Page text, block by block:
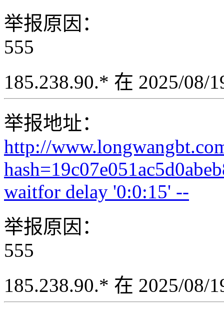
举报原因：
555
185.238.90.* 在 2025/08/
举报地址：
http://
waitfor delay '0:0:15' --
举报原因：
555
185.238.90.* 在 2025/08/